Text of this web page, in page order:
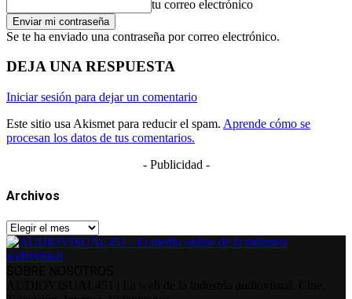
tu correo electrónico
Se te ha enviado una contraseña por correo electrónico.
DEJA UNA RESPUESTA
Iniciar sesión para dejar un comentario
Este sitio usa Akismet para reducir el spam. Aprende cómo se
procesan los datos de tus comentarios.
- Publicidad -
Archivos
Archivos